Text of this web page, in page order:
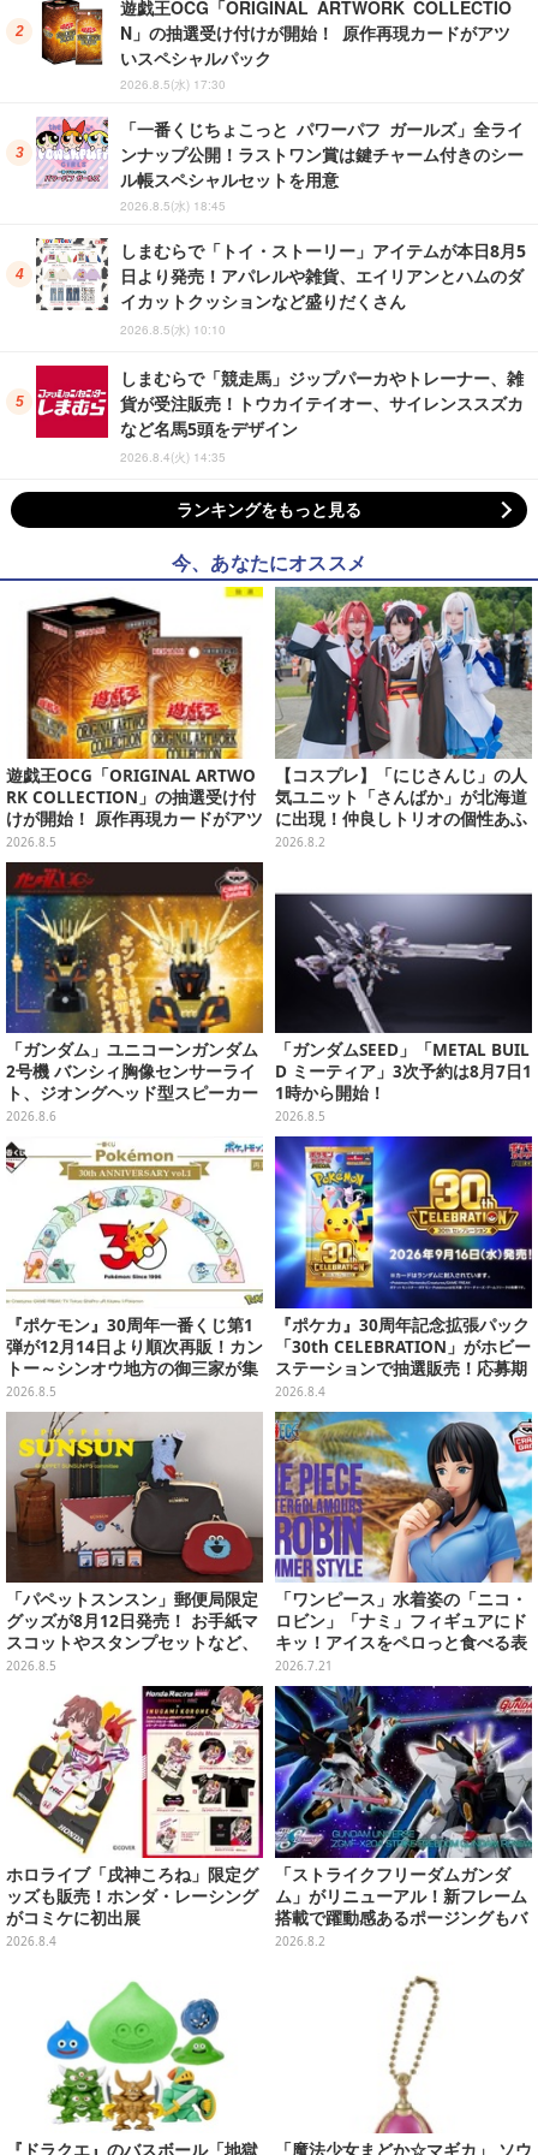
遊戯王OCG「ORIGINAL ARTWORK COLLECTIO
N」の抽選受け付けが開始！ 原作再現カードがアツ
いスペシャルパック
2026.8.5(水) 17:30
「一番くじちょこっと パワーパフ ガールズ」全ライ
ンナップ公開！ラストワン賞は鍵チャーム付きのシー
ル帳スペシャルセットを用意
2026.8.5(水) 18:45
しまむらで「トイ・ストーリー」アイテムが本日8月5
日より発売！アパレルや雑貨、エイリアンとハムのダ
イカットクッションなど盛りだくさん
2026.8.5(水) 10:10
しまむらで「競走馬」ジップパーカやトレーナー、雑
貨が受注販売！トウカイテイオー、サイレンススズカ
など名馬5頭をデザイン
2026.8.4(火) 14:35
ランキングをもっと見る
今、あなたにオススメ
遊戯王OCG「ORIGINAL ARTWO
RK COLLECTION」の抽選受け付
けが開始！ 原作再現カードがアツ
いスペシャルパック
2026.8.5
【コスプレ】「にじさんじ」の人
気ユニット「さんばか」が北海道
に出現！仲良しトリオの個性あふ
れる可愛さが北の大地で花開く
2026.8.2
「ガンダム」ユニコーンガンダム
2号機 バンシィ胸像センサーライ
ト、ジオングヘッド型スピーカー
が順次プライズ展開！
2026.8.6
「ガンダムSEED」「METAL BUIL
D ミーティア」3次予約は8月7日1
1時から開始！
2026.8.5
『ポケモン』30周年一番くじ第1
弾が12月14日より順次再販！カン
トー～シンオウ地方の御三家が集
まった時計、ぬいぐるみなど記念
グッズ盛りだくさん
2026.8.5
『ポケカ』30周年記念拡張パック
「30th CELEBRATION」がホビー
ステーションで抽選販売！応募期
間は8月6日23時59分まで
2026.8.4
「パペットスンスン」郵便局限定
グッズが8月12日発売！ お手紙マ
スコットやスタンプセットなど、
可愛すぎる全5アイテムがライン
2026.8.5
「ワンピース」水着姿の「ニコ・
ロビン」「ナミ」フィギュアにド
キッ！アイスをペロっと食べる表
情にも注目
2026.7.21
ホロライブ「戌神ころね」限定グ
ッズも販売！ホンダ・レーシング
がコミケに初出展
2026.8.4
「ストライクフリーダムガンダ
ム」がリニューアル！新フレーム
搭載で躍動感あるポージングもバ
ッチリ
2026.8.2
『ドラクエ』のバスボール「地獄 「魔法少女まどか☆マギカ」 ソウ